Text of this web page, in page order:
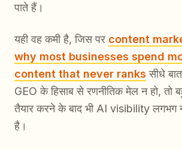
पाते हैं।
यही वह कमी है, जिस पर content
why most businesses spend
content that never ranks सीधे
GEO के हिसाब से रणनीतिक मेल न हो, तो
तैयार करने के बाद भी AI visibility लगभग
है।